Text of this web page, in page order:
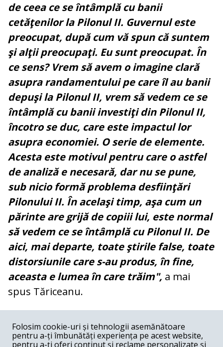
de ceea ce se întâmplă cu banii
cetăţenilor la Pilonul II. Guvernul este
preocupat, după cum vă spun că suntem
şi alţii preocupaţi. Eu sunt preocupat. În
ce sens? Vrem să avem o imagine clară
asupra randamentului pe care îl au banii
depuşi la Pilonul II, vrem să vedem ce se
întâmplă cu banii investiţi din Pilonul II,
încotro se duc, care este impactul lor
asupra economiei. O serie de elemente.
Acesta este motivul pentru care o astfel
de analiză e necesară, dar nu se pune,
sub nicio formă problema desfiinţări
Pilonului II. În acelaşi timp, aşa cum un
părinte are grijă de copiii lui, este normal
să vedem ce se întâmplă cu Pilonul II. De
aici, mai departe, toate ştirile false, toate
distorsiunile care s-au produs, în fine,
aceasta e lumea în care trăim", a mai
spus Tăriceanu.
COMENTARII
Nume
Folosim cookie-uri și tehnologii asemănătoare
pentru a-ți îmbunătăți experiența pe acest website,
pentru a-ți oferi conținut și reclame personalizate și